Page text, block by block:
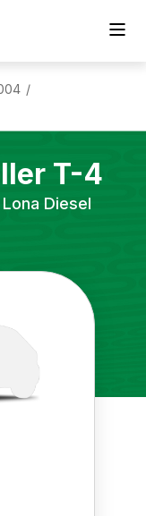
/
T-4
Diesel